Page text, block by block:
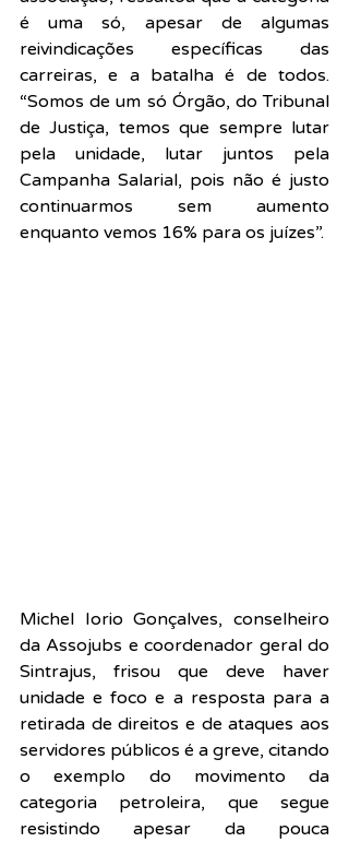
é uma só, apesar de algumas
reivindicações específicas das
carreiras, e a batalha é de todos.
“Somos de um só Órgão, do Tribunal
de Justiça, temos que sempre lutar
pela unidade, lutar juntos pela
Campanha Salarial, pois não é justo
continuarmos sem aumento
enquanto vemos 16% para os juízes”.
Michel Iorio Gonçalves, conselheiro
da Assojubs e coordenador geral do
Sintrajus, frisou que deve haver
unidade e foco e a resposta para a
retirada de direitos e de ataques aos
servidores públicos é a greve, citando
o exemplo do movimento da
categoria petroleira, que segue
resistindo apesar da pouca